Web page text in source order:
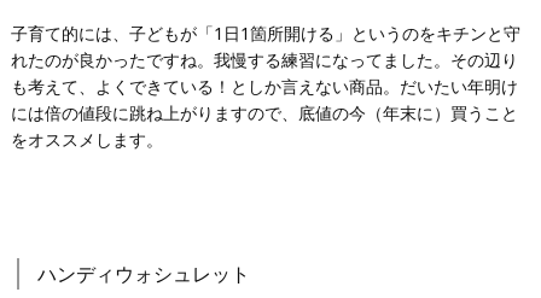
子育て的には、子どもが「1日1箇所開ける」というのをキチンと守
れたのが良かったですね。我慢する練習になってました。その辺り
も考えて、よくできている！としか言えない商品。だいたい年明け
には倍の値段に跳ね上がりますので、底値の今（年末に）買うこと
をオススメします。
ハンディウォシュレット